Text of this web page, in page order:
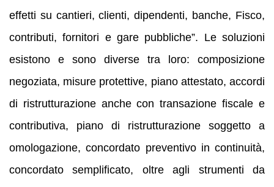
effetti su cantieri, clienti, dipendenti, banche, Fisco,
contributi, fornitori e gare pubbliche”. Le soluzioni
esistono e sono diverse tra loro: composizione
negoziata, misure protettive, piano attestato, accordi
di ristrutturazione anche con transazione fiscale e
contributiva, piano di ristrutturazione soggetto a
omologazione, concordato preventivo in continuità,
concordato semplificato, oltre agli strumenti da